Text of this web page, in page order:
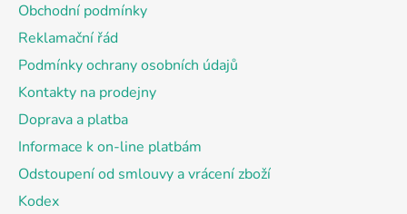
Obchodní podmínky
Reklamační řád
Podmínky ochrany osobních údajů
Kontakty na prodejny
Doprava a platba
Informace k on-line platbám
Odstoupení od smlouvy a vrácení zboží
Kodex